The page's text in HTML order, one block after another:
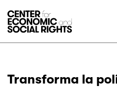
Transforma la